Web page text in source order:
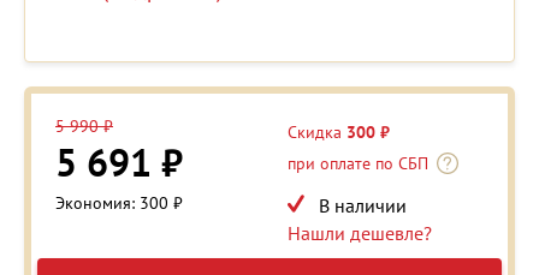
5 990 ₽
5 691 ₽
Экономия: 300 ₽
Скидка 300 ₽
при оплате по СБП
В наличии
Нашли дешевле?